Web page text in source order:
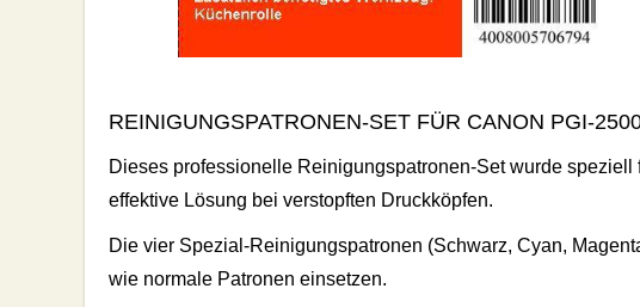
REINIGUNGSPATRONEN‑SET FÜR CANON
Dieses professionelle Reinigungspatronen‑Set wurde
effektive Lösung bei verstopften Druckköpfen.
Die vier Spezial‑Reinigungspatronen (Schwarz, Cyan,
wie normale Patronen einsetzen.